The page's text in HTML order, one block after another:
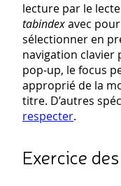
lecture par le
tabindexavec
sélectionner en
navigation clavier
pop-up, le focus
approprié de la
titre. D’autres
respecter.
Exercice